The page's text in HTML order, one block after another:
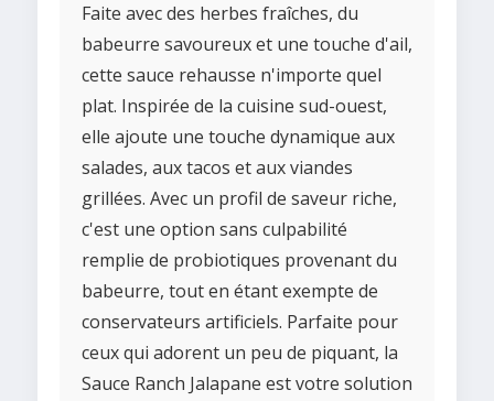
Faite avec des herbes fraîches, du
babeurre savoureux et une touche d'ail,
cette sauce rehausse n'importe quel
plat. Inspirée de la cuisine sud-ouest,
elle ajoute une touche dynamique aux
salades, aux tacos et aux viandes
grillées. Avec un profil de saveur riche,
c'est une option sans culpabilité
remplie de probiotiques provenant du
babeurre, tout en étant exempte de
conservateurs artificiels. Parfaite pour
ceux qui adorent un peu de piquant, la
Sauce Ranch Jalapane est votre solution